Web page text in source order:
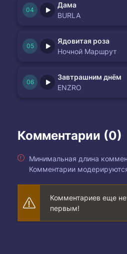
Дама
BURLA
Ядовитая роза
Ночной Маршрут
Завтрашним днём
ENZRO
Комментарии (0)
Минимальная длина
Комментарии
Комментариев еще
первым!